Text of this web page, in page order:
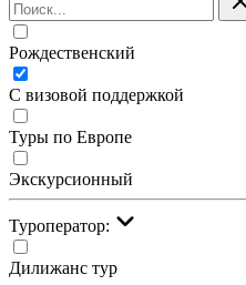
Рождественский
С визовой поддержкой
Туры по Европе
Экскурсионный
Туроператор:
Дилижанс тур